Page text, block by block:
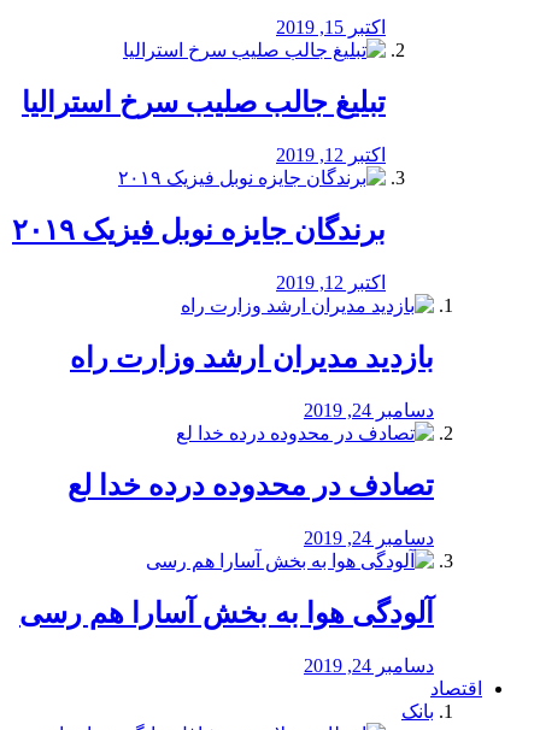
اکتبر 15, 2019
تبلیغ جالب صلیب سرخ استرالیا
اکتبر 12, 2019
برندگان جایزه نوبل فیزیک ۲۰۱۹
اکتبر 12, 2019
بازدید مدیران ارشد وزارت راه
دسامبر 24, 2019
تصادف در محدوده درده خدا لع
دسامبر 24, 2019
آلودگی هوا به بخش آسارا هم رسی
دسامبر 24, 2019
اقتصاد
بانک